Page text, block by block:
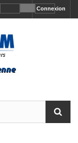
Connexion